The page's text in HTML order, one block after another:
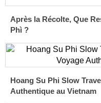
Après la Récolte, Que
Phì ?
Hoang Su Phi Slow
Authentique au Vietnam